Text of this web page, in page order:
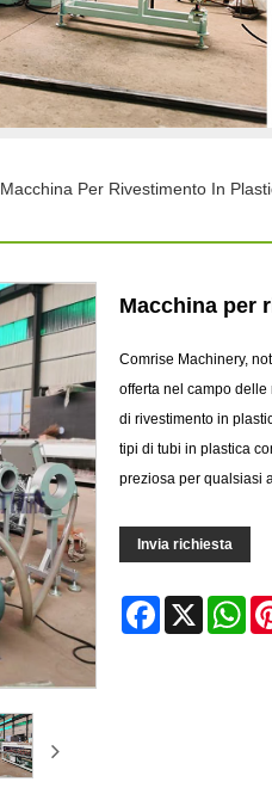
Macchina Per Rivestimento In
Macchina per
Comrise Machinery,
offerta nel campo
di rivestimento in
tipi di tubi in plastica
preziosa per qualsiasi
Invia richiesta
Facebook
X